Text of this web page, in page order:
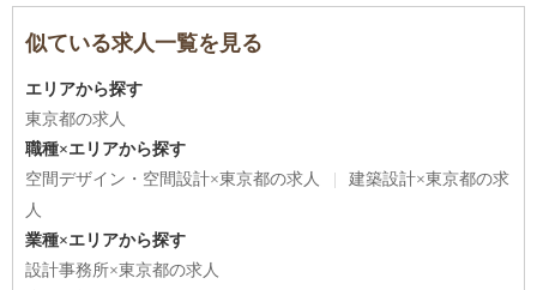
似ている求人一覧を見る
エリアから探す
東京都の求人
職種×エリアから探す
空間デザイン・空間設計×東京都の求人
建築設計×東京都の求
人
業種×エリアから探す
設計事務所×東京都の求人